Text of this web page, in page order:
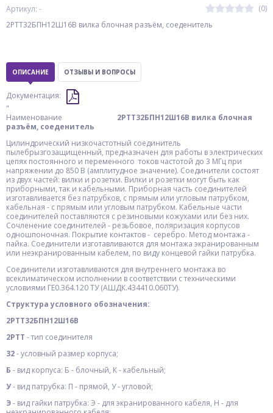
Артикул: -
(0)
2РТТ32БПН12Ш16В вилка блочная разъём, соеденитель
ОПИСАНИЕ ОТЗЫВЫ И ВОПРОСЫ
Документация:
"
Наименование 2РТТ32БПН12Ш16В вилка блочная
разъём, соеденитель
Цилиндрический низкочастотный соединитель
пылебрызгозащищенный, предназначен для работы в электрических
цепях постоянного и переменного токов частотой до 3 МГц при
напряжении до 850 В (амплитудное значение). Соединители состоят
из двух частей: вилки и розетки. Вилки и розетки могут быть как
приборными, так и кабельными. Приборная часть соединителей
изготавливается без патрубков, с прямым или угловым патрубком,
кабельная - с прямым или угловым патрубком. Кабельные части
соединителей поставляются с резиновыми кожухами или без них.
Сочленение соединителей - резьбовое, поляризация корпусов
одношпоночная. Покрытие контактов - серебро. Метод монтажа -
пайка. Соединители изготавливаются для монтажа экранированным
или неэкранированным кабелем, по виду концевой гайки патрубка.
Соединители изготавливаются для внутреннего монтажа во
всеклиматическом исполнении в соответствии с техническими
условиями ГЕ0.364.120 ТУ (АШДК.434410.060ТУ).
Структура условного обозначения:
2РТТ32БПН12Ш16В
2РТТ - тип соединителя
32- условный размер корпуса;
Б - вид корпуса: Б - блочный, К - кабельный;
У- вид патрубка: П - прямой, У - угловой;
Э- вид гайки патрубка: Э - для экранированного кабеля, Н - для